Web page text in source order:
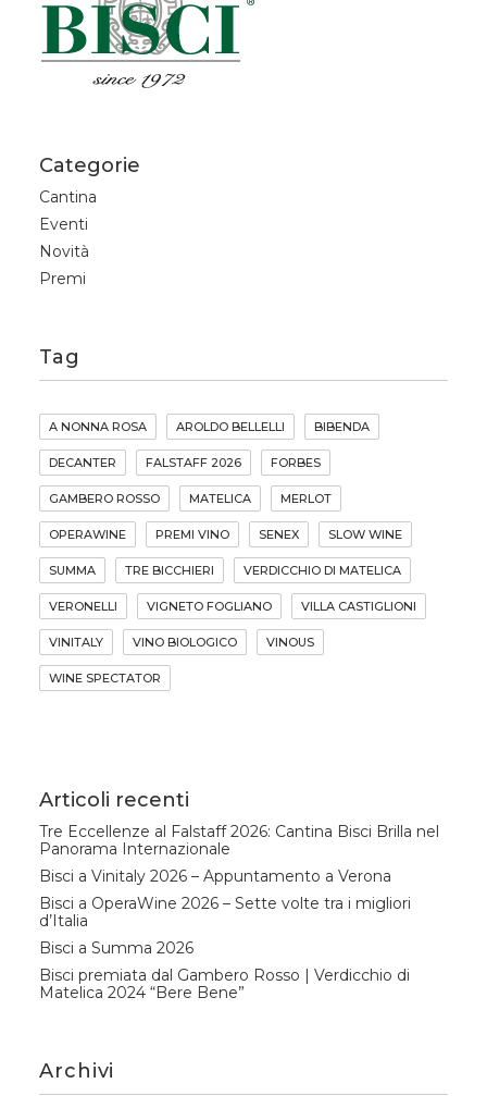
Categorie
Cantina
Eventi
Novità
Premi
Tag
A NONNA ROSA AROLDO BELLELLI BIBENDA
DECANTER FALSTAFF 2026 FORBES
GAMBERO ROSSO MATELICA MERLOT
OPERAWINE PREMI VINO SENEX SLOW WINE
SUMMA TRE BICCHIERI VERDICCHIO DI MATELICA
VERONELLI VIGNETO FOGLIANO VILLA CASTIGLIONI
VINITALY VINO BIOLOGICO VINOUS
WINE SPECTATOR
Articoli recenti
Tre Eccellenze al Falstaff 2026: Cantina Bisci Brilla nel
Panorama Internazionale
Bisci a Vinitaly 2026 – Appuntamento a Verona
Bisci a OperaWine 2026 – Sette volte tra i migliori
d’Italia
Bisci a Summa 2026
Bisci premiata dal Gambero Rosso | Verdicchio di
Matelica 2024 “Bere Bene”
Archivi